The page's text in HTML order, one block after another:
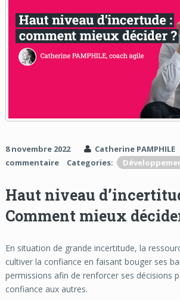
8 novembre 2022 Catherine PAMPHILE
commentaire
Categories:
Haut niveau
Comment mieux
En situation de grande incertitude, la
cultiver la confiance en faisant bouger ses
permissions afin de renforcer ses décisions
confiance aux autres.